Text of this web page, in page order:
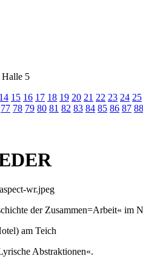
Halle 5
14 15 16 17 18 19 20 21 22 23 24 25
77 78 79 80 81 82 83 84 85 86 87 88
der Zusammen=Arbeit« im
am Teich
Abstraktionen«.